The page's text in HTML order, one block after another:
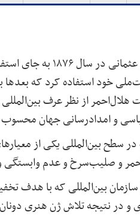
دولت عثمانی
خود استفاده کرد که بعدها
از نظر عرف
و امدادرسانی جهان
در سطح بین‌المللی یکی از
و صلیب‌سرخ و عدم
و در نتیجه تلاش ژن هنری